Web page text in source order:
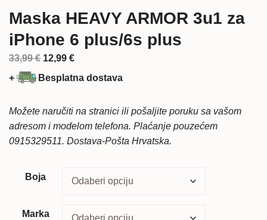
Maska HEAVY ARMOR 3u1 za
iPhone 6 plus/6s plus
33,99€ Izvorna
cijena
33,99 €.
12,99 €Trenutna
cijena
+ Besplatna dostava
Možete naručiti na stranici ili pošaljite poruku sa vašom
adresom i modelom telefona. Plaćanje pouzećem
0915329511. Dostava-Pošta Hrvatska.
Boja
Marka